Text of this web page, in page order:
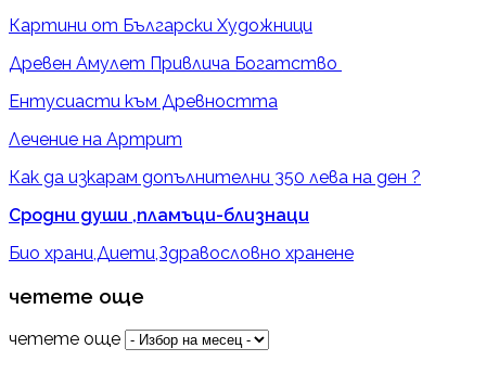
Картини от Български Художници
Древен Амулет Привлича Богатство
Ентусиасти към Древността
Лечение на Артрит
Как да изкарам допълнителни 350 лева на ден ?
Сродни души ,пламъци-близнаци
Био храни,Диети,Здравословно хранене
четете още
четете още